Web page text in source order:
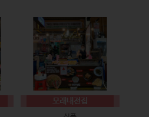
모래내전집